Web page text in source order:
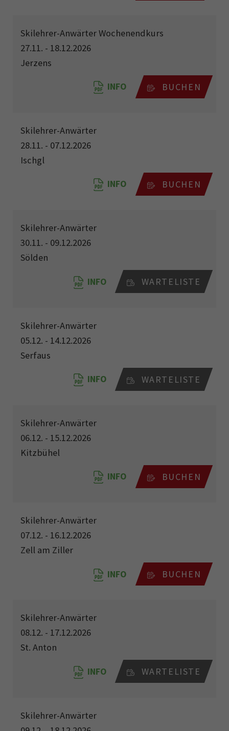
Skilehrer-Anwärter Wochenendkurs
27.11. - 18.12.2026
Jerzens
INFO BUCHEN
Skilehrer-Anwärter
28.11. - 07.12.2026
Ischgl
INFO BUCHEN
Skilehrer-Anwärter
30.11. - 09.12.2026
Sölden
INFO WARTELISTE
Skilehrer-Anwärter
05.12. - 14.12.2026
Serfaus
INFO WARTELISTE
Skilehrer-Anwärter
06.12. - 15.12.2026
Kitzbühel
INFO BUCHEN
Skilehrer-Anwärter
07.12. - 16.12.2026
Zell am Ziller
INFO BUCHEN
Skilehrer-Anwärter
08.12. - 17.12.2026
St. Anton
INFO WARTELISTE
Skilehrer-Anwärter